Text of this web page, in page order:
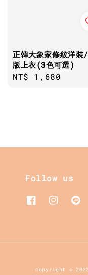
正韓大象家條紋洋裝
版上衣(3色可選)
Regular
NT$ 1,680
Follow us
copyright ©